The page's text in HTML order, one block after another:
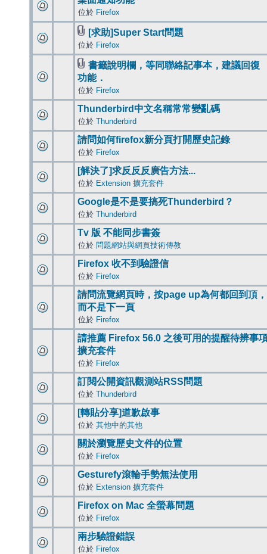
位於 Firefox
[求助]Super Start問題
位於 Firefox
書籤說明欄，等同聯絡記事本，建議回復
功能．
位於 Firefox
Thunderbird中文名稱常常變亂碼
位於 Thunderbird
請問如何firefox新分頁打開歷史記錄
位於 Firefox
[解決了]求反反反廣告方法...
位於 Extension 擴充套件
Google是不是要搞死Thunderbird？
位於 Thunderbird
Tv 版 不能同步書簽
位於 問題網站與網頁技術傳教
Firefox 收不到驗證信
位於 Firefox
請問流覽網頁時，按page up為何都回到頂，
而不是下一頁
位於 Firefox
請推薦 Firefox 56.0 之後可用的提醒待辨事
擴充套件
位於 Firefox
訂閱公開資訊觀測站RSS問題
位於 Thunderbird
[轉貼分享]道歉啟事
位於 其他中的其他
關於瀏覽歷史文件的位置
位於 Firefox
Gesturefy滾輪手勢無法使用
位於 Extension 擴充套件
Firefox on Mac 全螢幕問題
位於 Firefox
兩步驗證錯誤
位於 Firefox